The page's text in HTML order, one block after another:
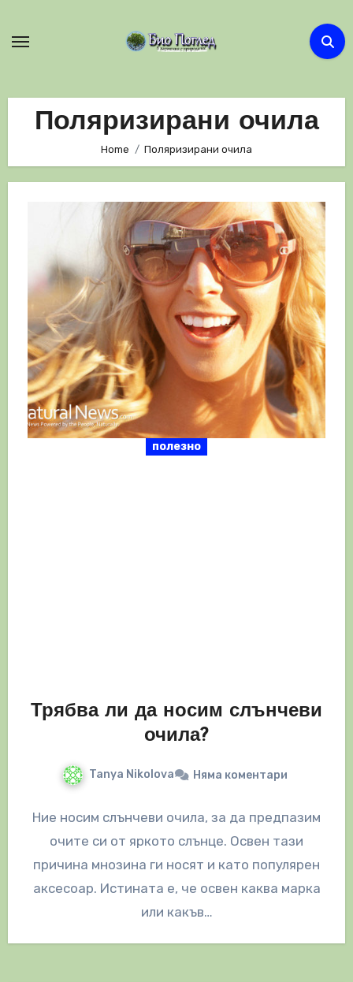
Поляризирани очила
Home Поляризирани очила
полезно
Трябва ли да носим слънчеви
очила?
Tanya Nikolova Няма коментари
Ние носим слънчеви очила, за да предпазим
очите си от яркото слънце. Освен тази
причина мнозина ги носят и като популярен
аксесоар. Истината е, че освен каква марка
или какъв…